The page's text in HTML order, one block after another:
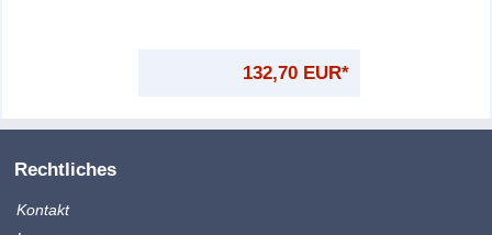
132,70 EUR*
Rechtliches
Kontakt